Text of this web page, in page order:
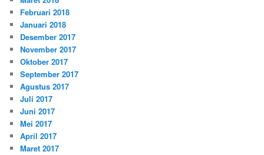
Februari 2018
Januari 2018
Desember 2017
November 2017
Oktober 2017
September 2017
Agustus 2017
Juli 2017
Juni 2017
Mei 2017
April 2017
Maret 2017